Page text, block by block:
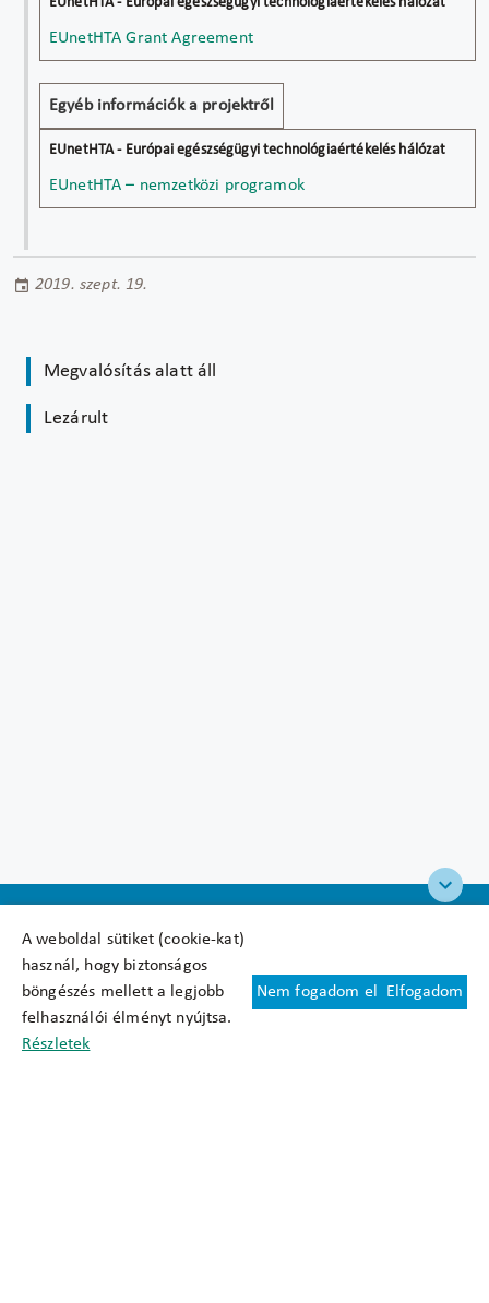
A weboldal sütiket (cookie-kat)
használ, hogy biztonságos
böngészés mellett a legjobb
felhasználói élményt nyújtsa.
Részletek
Nem fogadom el Elfogadom
EUnetHTA Grant Agreement
Egyéb információk a projektről
EUnetHTA – nemzetközi programok
2019. szept. 19.
Megvalósítás alatt áll
Lezárult
Felhasználási feltételek